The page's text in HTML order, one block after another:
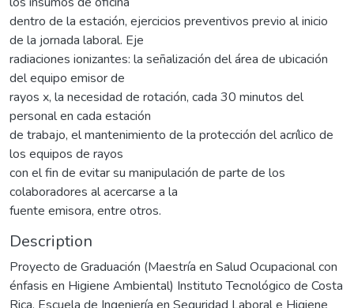
dentro de la estación, ejercicios preventivos previo al inicio
de la jornada laboral. Eje
radiaciones ionizantes: la señalización del área de ubicación
del equipo emisor de
rayos x, la necesidad de rotación, cada 30 minutos del
personal en cada estación
de trabajo, el mantenimiento de la protección del acrílico de
los equipos de rayos
con el fin de evitar su manipulación de parte de los
colaboradores al acercarse a la
fuente emisora, entre otros.
Description
Proyecto de Graduación (Maestría en Salud Ocupacional con
énfasis en Higiene Ambiental) Instituto Tecnológico de Costa